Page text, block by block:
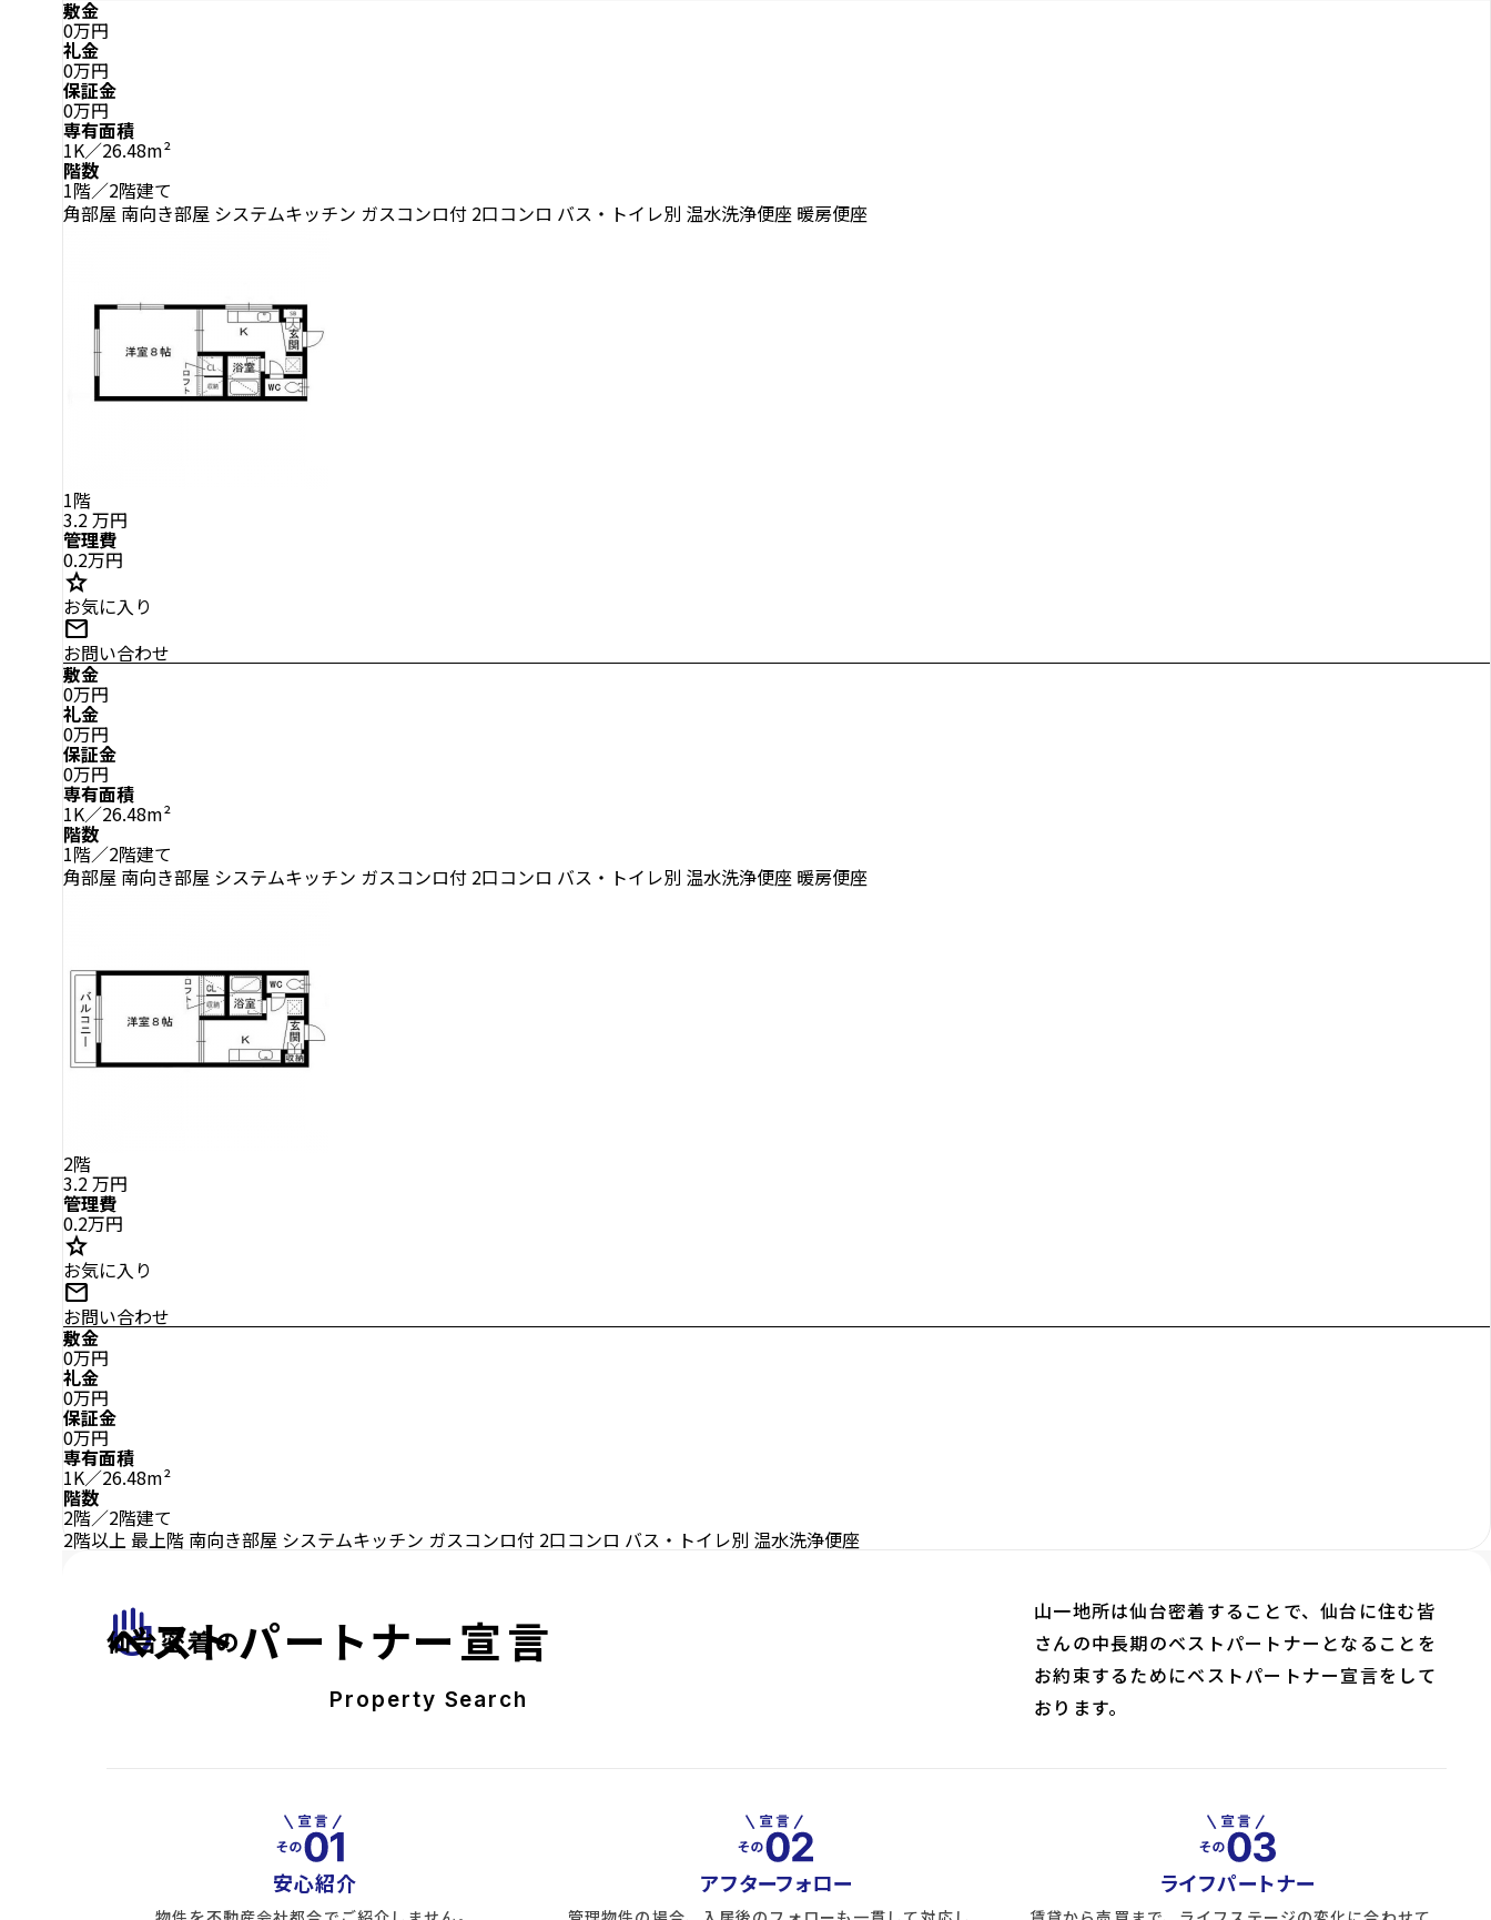
敷金
0万円
礼金
0万円
保証金
0万円
専有面積
1K／26.48m²
階数
1階／2階建て
角部屋 南向き部屋 システムキッチン ガスコンロ付 2口コンロ バス・トイレ別 温水洗浄便座 暖房便座
1階
3.2万円
管理費
0.2万円
star
お気に入り
mail
お問い合わせ
敷金
0万円
礼金
0万円
保証金
0万円
専有面積
1K／26.48m²
階数
1階／2階建て
角部屋 南向き部屋 システムキッチン ガスコンロ付 2口コンロ バス・トイレ別 温水洗浄便座 暖房便座
2階
3.2万円
管理費
0.2万円
star
お気に入り
mail
お問い合わせ
敷金
0万円
礼金
0万円
保証金
0万円
専有面積
1K／26.48m²
階数
2階／2階建て
2階以上 最上階 南向き部屋 システムキッチン ガスコンロ付 2口コンロ バス・トイレ別 温水洗浄便座
front_hand
仙台密着の
ベストパートナー宣言
Property Search
山一地所は仙台密着することで、仙台に住む皆
さんの中長期のベストパートナーとなることを
お約束するためにベストパートナー宣言をして
おります。
安心紹介 アフターフォロー ライフパートナー